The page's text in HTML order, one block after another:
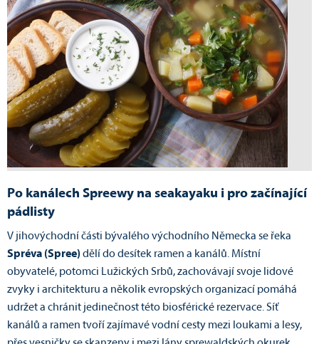
Po kanálech Spreewy na seakayaku i pro začínající
pádlisty
V jihovýchodní části bývalého východního Německa se řeka
Spréva (Spree) dělí do desítek ramen a kanálů. Místní
obyvatelé, potomci Lužických Srbů, zachovávají svoje lidové
zvyky i architekturu a několik evropských organizací pomáhá
udržet a chránit jedinečnost této biosférické rezervace. Síť
kanálů a ramen tvoří zajímavé vodní cesty mezi loukami a lesy,